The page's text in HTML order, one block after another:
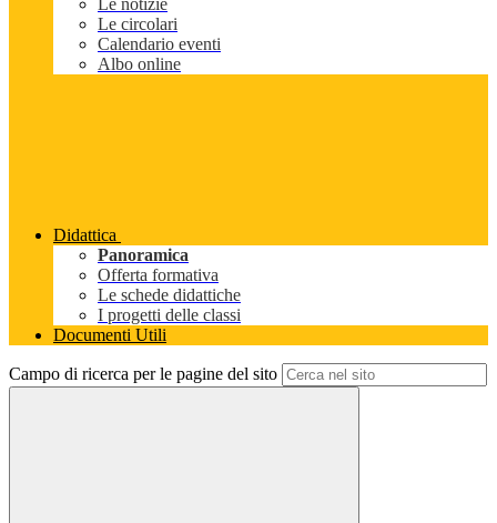
Le notizie
Le circolari
Calendario eventi
Albo online
Didattica
Panoramica
Offerta formativa
Le schede didattiche
I progetti delle classi
Documenti Utili
Campo di ricerca per le pagine del sito